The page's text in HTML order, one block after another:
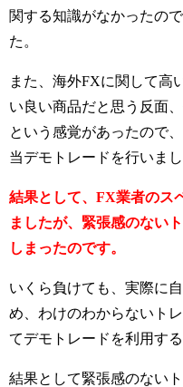
関する知識がなかったの
た。
また、海外FXに関して高
い良い商品だと思う反面
という感覚があったので
当デモトレードを行いまし
結果として、FX業者のス
ましたが、緊張感のない
しまったのです。
いくら負けても、実際に
め、わけのわからないト
てデモトレードを利用す
結果として緊張感のない